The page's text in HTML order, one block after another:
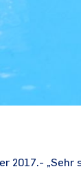
2017.-